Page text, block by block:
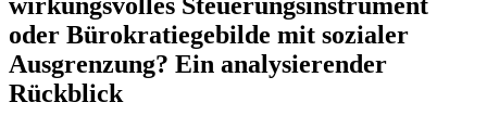
oder Bürokratiegebilde mit sozialer
Ausgrenzung? Ein analysierender
Rückblick